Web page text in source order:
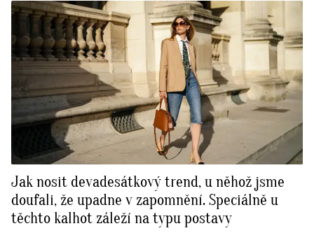
Jak nosit devadesátkový trend, u něhož jsme
doufali, že upadne v zapomnění. Speciálně u
těchto kalhot záleží na typu postavy